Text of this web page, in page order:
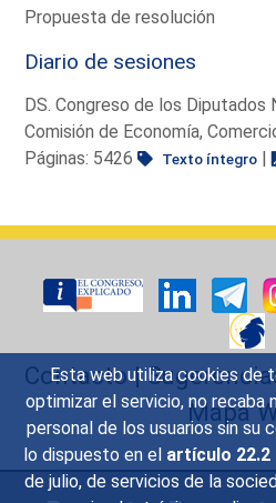
Esta web utiliza cookies de
optimizar el servicio, no
personal de los usuarios sin su
lo dispuesto en el artículo 22.2
de julio, de servicios de la
Propuesta de resolución
Diario de sesiones
DS. Congreso de los
Comisión de Economía,
Páginas: 5426
Texto íntegro |
Contacto|
Mapa